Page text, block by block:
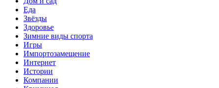
Еда
Звёзды
Здоровье
Зимние виды спорта
Игры
Импортозамещение
Интернет
Истории
Компании